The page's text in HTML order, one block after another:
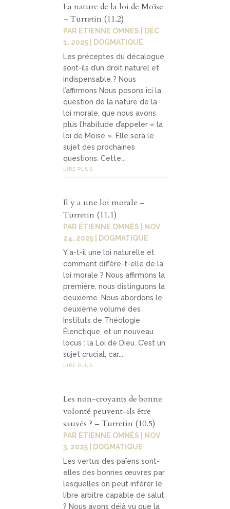
La nature de la loi de Moïse
– Turretin (11.2)
PAR ÉTIENNE OMNÈS
DÉC
1, 2025
DOGMATIQUE
Les préceptes du décalogue
sont-ils d’un droit naturel et
indispensable ? Nous
l’affirmons Nous posons ici la
question de la nature de la
loi morale, que nous avons
plus l’habitude d’appeler « la
loi de Moïse ». Elle sera le
sujet des prochaines
questions. Cette...
LIRE PLUS
Il y a une loi morale –
Turretin (11.1)
PAR ÉTIENNE OMNÈS
NOV
24, 2025
DOGMATIQUE
Y a-t-il une loi naturelle et
comment diffère-t-elle de la
loi morale ? Nous affirmons la
première, nous distinguons la
deuxième. Nous abordons le
deuxième volume des
Instituts de Théologie
Élenctique, et un nouveau
locus : la Loi de Dieu. C’est un
sujet crucial, car...
LIRE PLUS
Les non-croyants de bonne
volonté peuvent-ils être
sauvés ? – Turretin (10.5)
PAR ÉTIENNE OMNÈS
NOV
3, 2025
DOGMATIQUE
Les vertus des païens sont-
elles des bonnes œuvres par
lesquelles on peut inférer le
libre arbitre capable de salut
? Nous avons déjà vu que la